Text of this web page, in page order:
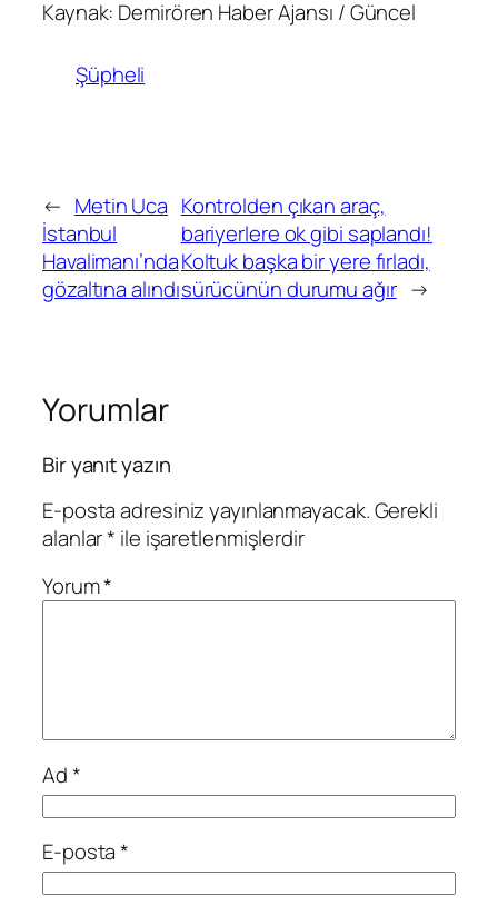
Kaynak: Demirören Haber Ajansı / Güncel
Şüpheli
← Metin Uca
İstanbul
Havalimanı’nda
gözaltına alındı
Kontrolden çıkan araç,
bariyerlere ok gibi saplandı!
Koltuk başka bir yere fırladı,
sürücünün durumu ağır →
Yorumlar
Bir yanıt yazın
E-posta adresiniz yayınlanmayacak.Gerekli
alanlar* ile işaretlenmişlerdir
Yorum*
Ad*
E-posta*